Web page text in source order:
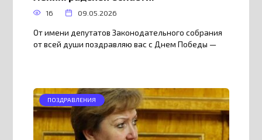
16 09.05.2026
От имени депутатов Законодательного собрания
от всей души поздравляю вас с Днем Победы —
ПОЗДРАВЛЕНИЯ